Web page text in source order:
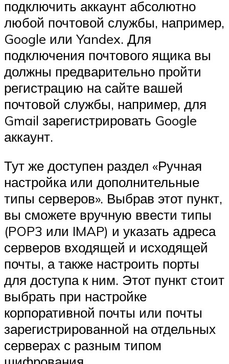
подключить аккаунт абсолютно
любой почтовой службы, например,
Google или Yandex. Для
подключения почтового ящика вы
должны предварительно пройти
регистрацию на сайте вашей
почтовой службы, например, для
Gmail зарегистрировать Google
аккаунт.
Тут же доступен раздел «Ручная
настройка или дополнительные
типы серверов». Выбрав этот пункт,
вы сможете вручную ввести типы
(POP3 или IMAP) и указать адреса
серверов входящей и исходящей
почты, а также настроить порты
для доступа к ним. Этот пункт стоит
выбрать при настройке
корпоративной почты или почты
зарегистрированной на отдельных
серверах с разным типом